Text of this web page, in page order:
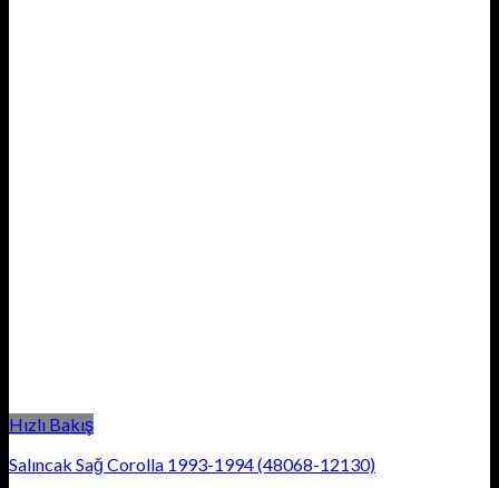
Hızlı Bakış
Salıncak Sağ Corolla 1993-1994 (48068-12130)